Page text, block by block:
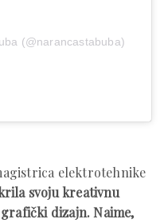
(@narancastabuba)
elektrotehnike
svoju kreativnu
dizajn. Naime,